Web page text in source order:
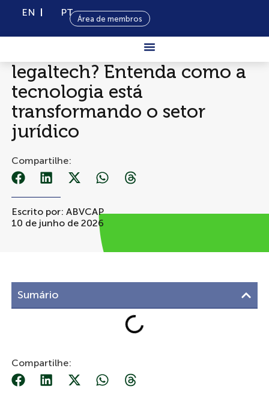
EN PT
Área de membros
Sobre Nós
Privado
O que é lawtech ou
legaltech? Entenda como a
tecnologia está
transformando o setor
jurídico
Compartilhe:
Escrito por: ABVCAP
10 de junho de 2026
Sumário
Compartilhe: